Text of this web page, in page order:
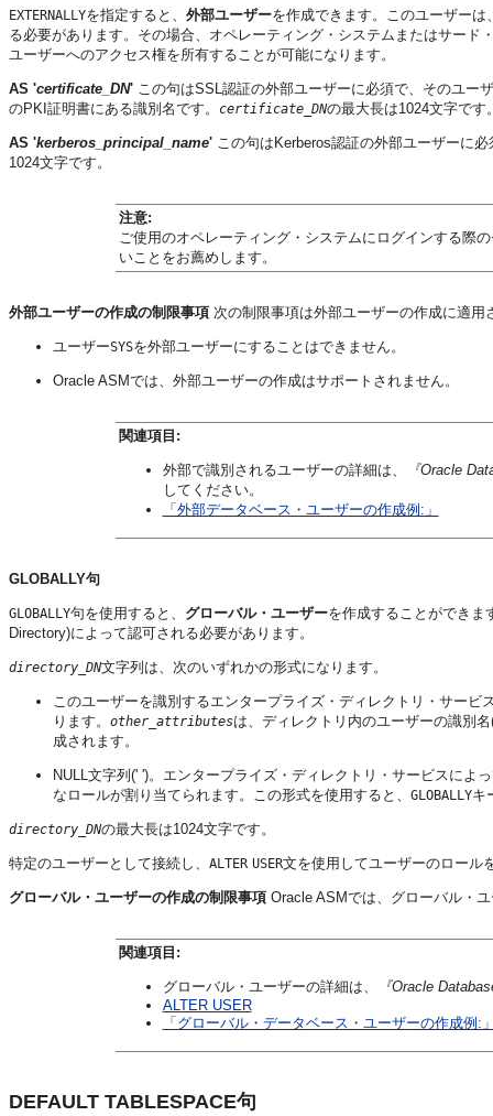
EXTERNALLYを指定すると、 外部ユーザーを作成できます。このユーザー
る必要があります。その場合、オペレーティング・システムまたはサー
ユーザーへのアクセス権を所有することが可能になります。
AS 'certificate_DN' この句はSSL認証の外部ユーザーに必須で、そのユー
のPKI証明書にある識別名です。
certificate_DNの最大長は1024文字です
AS 'kerberos_principal_name' この句はKerberos認証の外部ユーザーに
1024文字です。
注意:
ご使用のオペレーティング・システムにログインする際
いことをお薦めします。
外部ユーザーの作成の制限事項 次の制限事項は外部ユーザーの作成に適用
ユーザーSYSを外部ユーザーにすることはできません。
Oracle ASMでは、外部ユーザーの作成はサポートされません。
関連項目:
外部で識別されるユーザーの詳細は、
『Oracle
してください。
「外部データベース・ユーザーの作成例:」
GLOBALLY句
GLOBALLY句を使用すると、 グローバル・ユーザーを作成することができま
Directory)によって認可される必要があります。
directory_DN文字列は、次のいずれかの形式になります。
このユーザーを識別するエンタープライズ・ディレクトリ・サービ
ります。 other_attributesは、ディレクトリ内のユーザーの識別
成されます。
NULL文字列(' ')。エンタープライズ・ディレクトリ・サービスに
なロールが割り当てられます。この形式を使用すると、 GLOBALLYキ
directory_DNの最大長は1024文字です。
特定のユーザーとして接続し、 ALTER USER文を使用してユーザーのロール
グローバル・ユーザーの作成の制限事項 Oracle ASMでは、グローバル・
関連項目:
グローバル・ユーザーの詳細は、
『Oracle
ALTER USER
「グローバル・データベース・ユーザーの作成例:
DEFAULT TABLESPACE句